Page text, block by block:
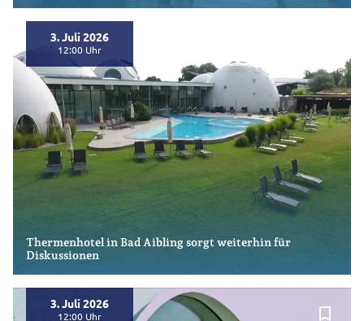
3. Juli 2026
12:00
Thermenhotel in Bad Aibling sorgt weiterhin für
Diskussionen
bookmark_border
3. Juli 2026
12:00